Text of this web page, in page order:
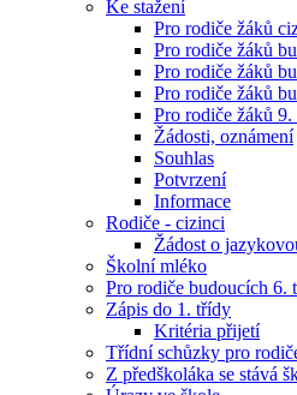
Ke stažení
Pro rodiče žáků
Pro rodiče žáků
Pro rodiče žáků
Pro rodiče žáků
Pro rodiče žáků
Žádosti, oznámení
Souhlas
Potvrzení
Informace
Rodiče - cizinci
Žádost o
Školní mléko
Pro rodiče budoucích 6.
Zápis do 1. třídy
Kritéria přijetí
Třídní schůzky pro
Z předškoláka se stává